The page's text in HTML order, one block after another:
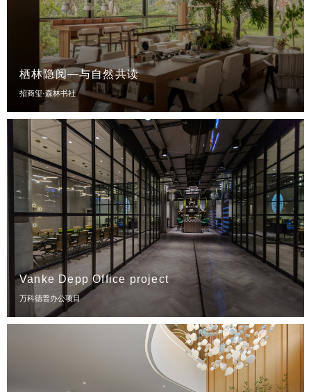
栖林隐阅—与自然共读
招商玺·森林书社
Vanke Depp Office project
万科德普办公项目